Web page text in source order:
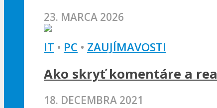
23. MARCA 2026
IT • PC • ZAUJÍMAVOSTI
Ako skryť komentáre a
18. DECEMBRA 2021